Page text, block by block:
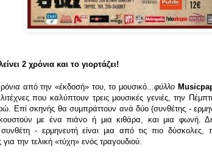
2 χρόνια και το γιορτάζει!
από την «έκδοσή» του, το μουσικό...φύλλο
που καλύπτουν τρεις μουσικές γενιές, την
Επί σκηνής θα συμπράττουν ανά δύο (συνθέτης -
με ένα πιάνο ή μια κιθάρα, και μια φωνή.
- ερμηνευτή είναι μια από τις πιο δύσκολες,
για την τελική «τύχη» ενός τραγουδιού.